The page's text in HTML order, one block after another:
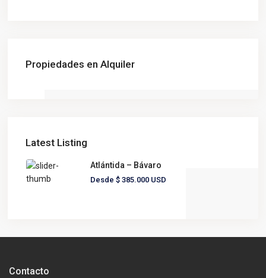
Propiedades en Alquiler
Latest Listing
Atlántida – Bávaro
Desde $ 385.000 USD
Contacto